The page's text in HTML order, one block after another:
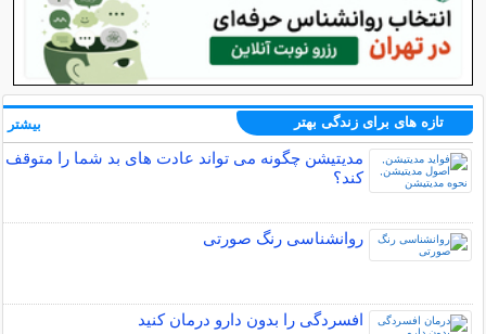
تازه های برای زندگی بهتر
مدیتیشن چگونه می تواند عادت های بد شما را متوقف
کند؟
روانشناسی رنگ صورتی
افسردگی را بدون دارو درمان کنید
بیشتر